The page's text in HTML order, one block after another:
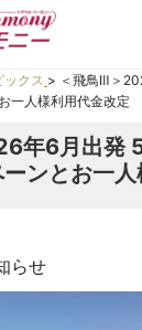
ックス > ＜飛鳥Ⅲ＞
一人様利用代金改定
年6月出発
ンとお一
らせ